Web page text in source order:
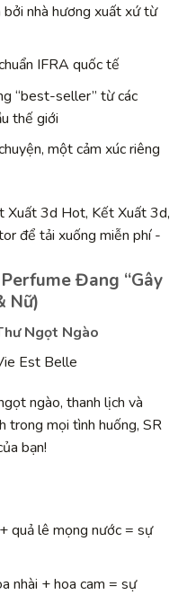
nhà hương xuất xứ từ
IFRA quốc tế
“best-seller” từ các
thế giới
một cảm xúc riêng
Đang “Gây
Nữ)
Ngọt Ngào
Est Belle
ngào, thanh lịch và
trong mọi tình huống, SR
bạn!
quả lê mọng nước = sự
nhài + hoa cam = sự